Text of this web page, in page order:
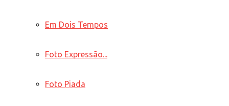
Em Dois Tempos
Foto Expressão...
Foto Piada